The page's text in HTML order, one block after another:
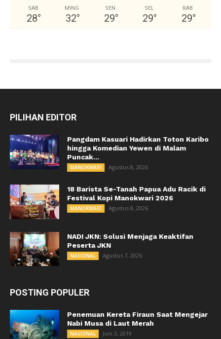
SAB
28°
MING
32°
SEN
29°
SEL
29°
RAB
29°
PILIHAN EDITOR
Pangdam Kasuari Hadirkan Toton Karibo
hingga Komedian Yewen di Malam
Puncak...
MANOKWARI Agustus 8, 2026
18 Barista Se-Tanah Papua Adu Racik di
Festival Kopi Manokwari 2026
MANOKWARI Agustus 8, 2026
NADI JKN: Solusi Menjaga Keaktifan
Peserta JKN
NASIONAL Agustus 7, 2026
POSTING POPULER
Penemuan Kereta Firaun Saat Mengejar
Nabi Musa di Laut Merah
NASIONAL Juni 3, 2019